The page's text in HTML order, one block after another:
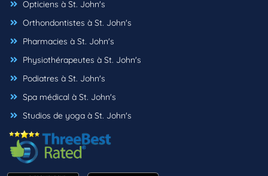
Opticiens à St. John's
Orthondontistes à St. John's
Pharmacies à St. John's
Physiothérapeutes à St. John's
Podiatres à St. John's
Spa médical à St. John's
Studios de yoga à St. John's